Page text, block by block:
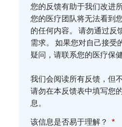
我
们
您
的
想
您的反馈有助于我们改进
您的医疗团队将无法看到
的任何内容。 请勿通过反
需求。 如果您对自己接受
疑问，请联系您的医疗保
我们会阅读所有反馈，但
请勿在本反馈表中填写您
息。
该信息是否易于理解？